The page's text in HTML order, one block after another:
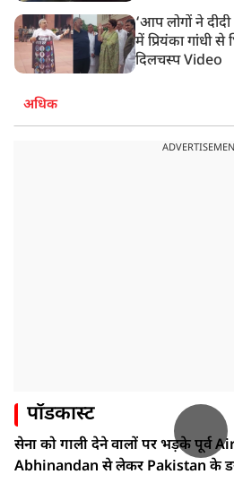
‘आप लोगों ने
में प्रियंका गांधी
दिलचस्प Video
अधिक
पॉडकास्ट
सेना को गाली देने वालों पर भड़के पूर्व
Abhinandan से लेकर Pakistan के